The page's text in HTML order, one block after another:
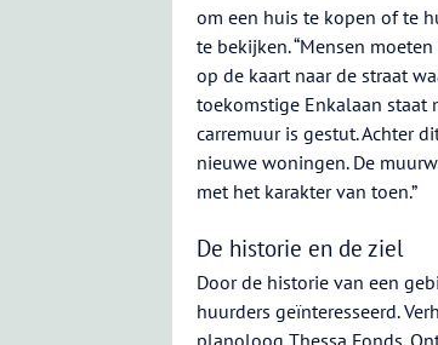
om een huis te kopen of te
te bekijken. “Mensen
op de kaart naar de straat
toekomstige Enkalaan staat
carremuur is gestut. Achter
nieuwe woningen. De
met het karakter van toen.”
De historie en de ziel
Door de historie van een
huurders geïnteresseerd.
planoloog Thessa Fonds.